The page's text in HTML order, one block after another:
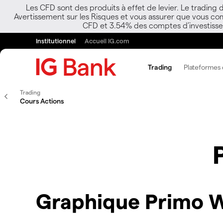
Les CFD sont des produits à effet de levier. Le
Avertissement sur les Risques et vous assurer que vous
CFD et 3.54% des comptes
Institutionnel Accueil IG.com
Trading Plateformes
Trading
Cours Actions
Graphique Primo